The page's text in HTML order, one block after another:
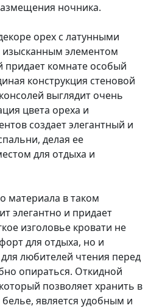
ночника.
орех с латунными
изысканным элементом
придает комнате особый
конструкция стеновой
выглядит очень
цвета ореха и
создает элегантный и
делая ее
для отдыха и
материала в таком
элегантно и придает
изголовье кровати не
для отдыха, но и
любителей чтения перед
опираться. Откидной
позволяет хранить в
является удобным и